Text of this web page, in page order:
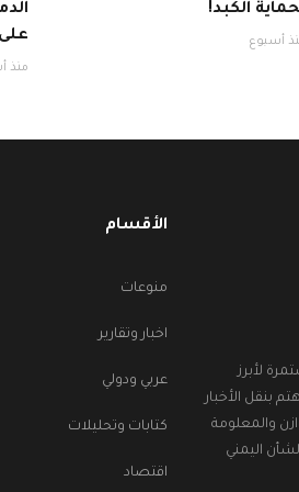
الكبد!
أسبوع
منذ
لأبرز
بنقل الأخبار
والمعلومة
اليمني
الأقسام
منوعات
اخبار وتقارير
عربي ودولي
كتابات وتحليلات
اقتصاد